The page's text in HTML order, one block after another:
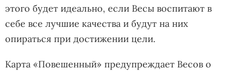
этого будет идеально, если Весы воспитают в
себе все лучшие качества и будут на них
опираться при достижении цели.
Карта «Повешенный» предупреждает Весов о